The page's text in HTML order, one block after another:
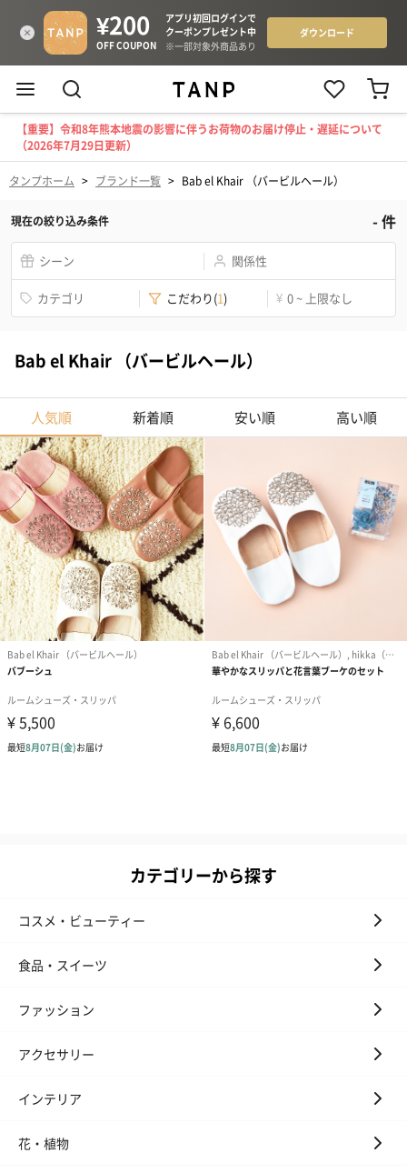
【重要】令和8年熊本地震の影響に伴うお荷物のお届け停止・遅延について
（2026年7月29日更新）
タンプホーム > ブランド一覧 > Bab el Khair （バービルヘール）
現在の絞り込み条件 -件
シーン 関係性
カテゴリ こだわり(1) ¥ 0 ~ 上限なし
Bab el Khair （バービルヘール）
人気順 新着順 安い順 高い順
カテゴリーから探す
コスメ・ビューティー
食品・スイーツ
ファッション
アクセサリー
インテリア
花・植物